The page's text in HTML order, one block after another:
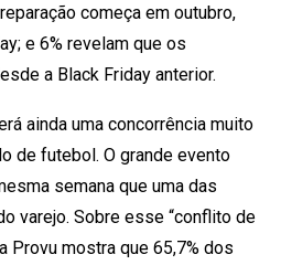
começa em outubro,
e 6% revelam que os
a Black Friday anterior.
ainda uma concorrência muito
de futebol. O grande evento
semana que uma das
varejo. Sobre esse “conflito de
Provu mostra que 65,7% dos